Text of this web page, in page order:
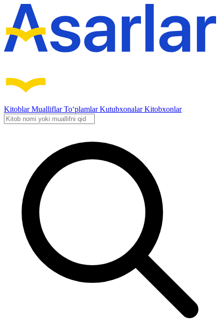
KitoblarMualliflarTo‘plamlarKutubxonalarKitobxonlar